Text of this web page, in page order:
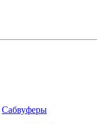
Сабвуферы